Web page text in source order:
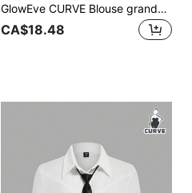
GlowEve CURVE Blouse grande taille pour femme printemps/été nouvelle décontractée élégante pour le travail avec col de chemise épaules dénudées manches courtes ajustée style asymétrique
CA$18.48